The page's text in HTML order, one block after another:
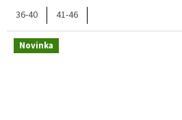
36-40 41-46
Novinka